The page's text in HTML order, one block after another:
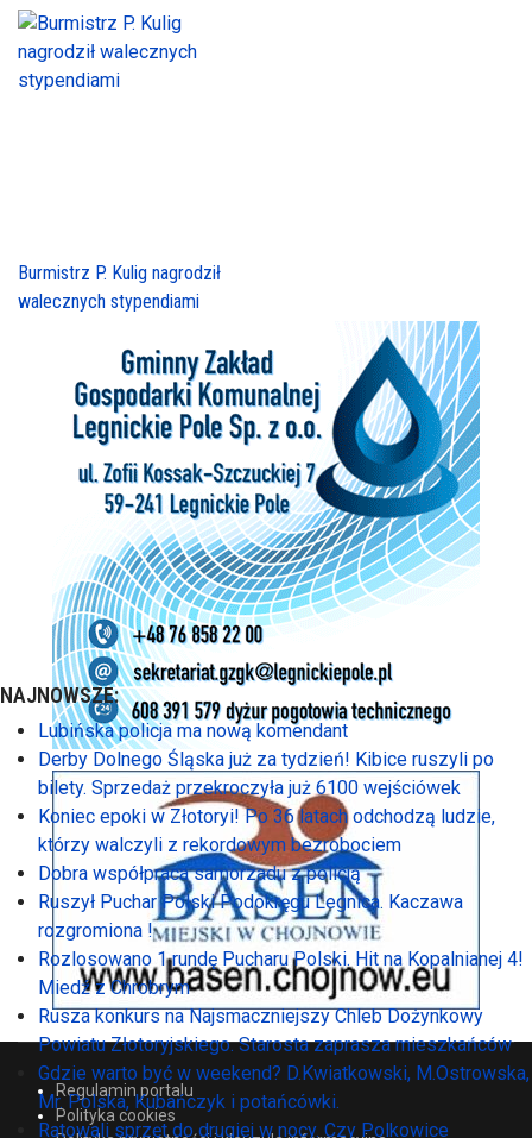
Burmistrz P. Kulig nagrodził
walecznych stypendiami
Regulamin portalu
Polityka cookies
NAJNOWSZE:
Lubińska policja ma nową komendant
Derby Dolnego Śląska już za tydzień! Kibice ruszyli po
bilety. Sprzedaż przekroczyła już 6100 wejściówek
Koniec epoki w Złotoryi! Po 36 latach odchodzą ludzie,
którzy walczyli z rekordowym bezrobociem
Dobra współpraca samorzadu z policją
Ruszył Puchar Polski Podokręgu Legnica. Kaczawa
rozgromiona !
Rozlosowano 1 rundę Pucharu Polski. Hit na Kopalnianej 4!
Miedź z Chrobrym
Rusza konkurs na Najsmaczniejszy Chleb Dożynkowy
Powiatu Złotoryjskiego. Starosta zaprasza mieszkańców
Gdzie warto być w weekend? D.Kwiatkowski, M.Ostrowska,
Mr. Polska, Kubańczyk i potańcówki.
Ratowali sprzęt do drugiej w nocy. Czy Polkowice